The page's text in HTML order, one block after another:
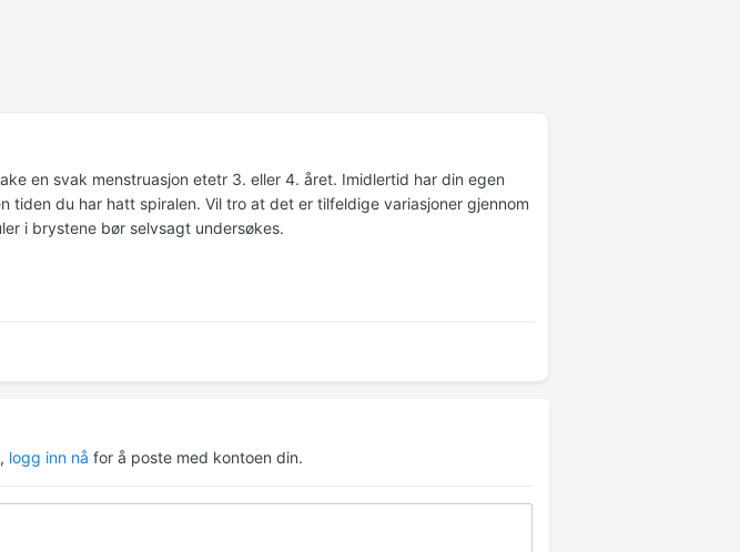
en svak menstruasjon etetr 3. eller 4. året. Imidlertid har din egen
du har hatt spiralen. Vil tro at det er tilfeldige variasjoner gjennom
i brystene bør selvsagt undersøkes.
logg inn nå for å poste med kontoen din.